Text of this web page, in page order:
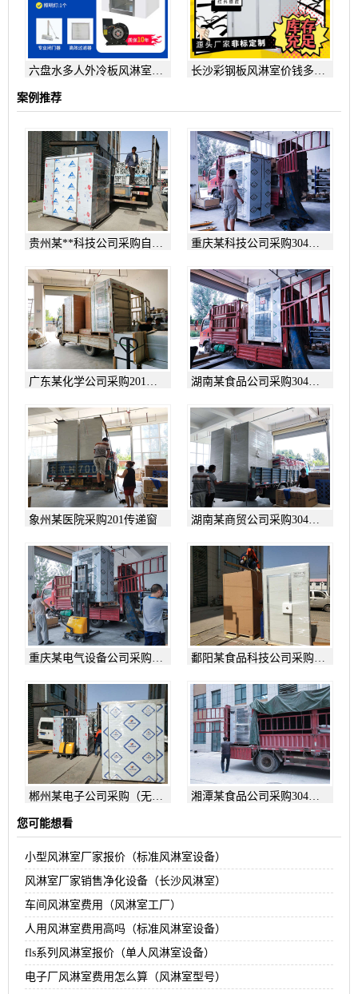
六盘水多人外冷板风淋室通
长沙彩钢板风淋室价钱多少
案例推荐
贵州某**科技公司采购自净
重庆某科技公司采购304洗
广东某化学公司采购201双
湖南某食品公司采购304双
象州某医院采购201传递窗
湖南某商贸公司采购304双
重庆某电气设备公司采购
鄱阳某食品科技公司采购
郴州某电子公司采购（无
室
湘潭某食品公司采购304中
您可能想看
小型风淋室厂家报价（标准风淋室设备）
风淋室厂家销售净化设备（长沙风淋室）
车间风淋室费用（风淋室工厂）
人用风淋室费用高吗（标准风淋室设备）
fls系列风淋室报价（单人风淋室设备）
电子厂风淋室费用怎么算（风淋室型号）